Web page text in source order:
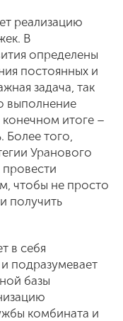
реализацию
В
определены
постоянных и
задача, так
выполнение
итоге –
Более того,
Уранового
чтобы не просто
получить
в себя
подразумевает
базы
комбината и